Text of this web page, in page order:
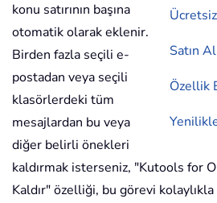
Satın Al
Özellik
konu satırının başına
otomatik olarak eklenir.
Birden fazla seçili e-
postadan veya seçili
klasörlerdeki tüm
mesajlardan bu veya
diğer belirli önekleri
kaldırmak isterseniz, "Kutools for
Kaldır" özelliği, bu görevi kolaylıkla